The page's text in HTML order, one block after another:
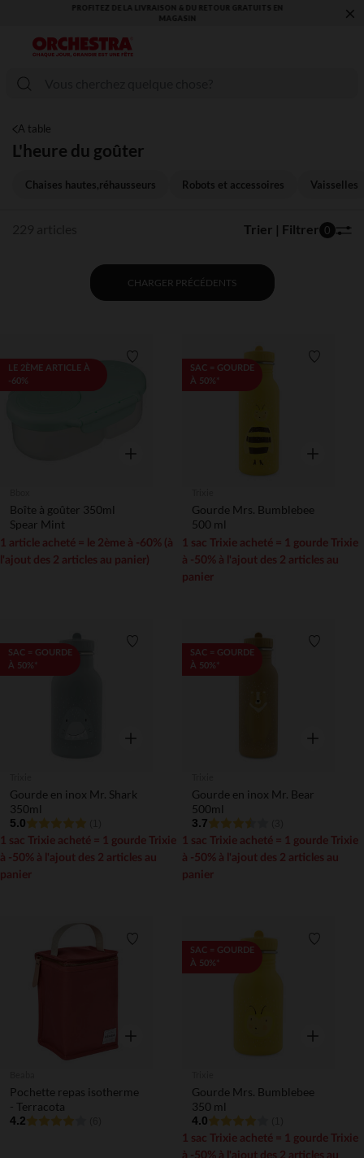
VOUS ALLEZ ADORER LA RENTRÉE ! DÉCOUVREZ LA NOUVELLE
COLLECTION !
×
A table
L'heure du goûter
Chaises hautes,réhausseurs Robots et accessoires Vaisselles
Trier | Filtrer 0
CHARGER PRÉCÉDENTS
LE 2ÈME ARTICLE À
-60%
Liste de souhaits
Aperçu rapide
Boîte à goûter 350ml
Spear Mint
1 article acheté = le 2ème à -60% (à
l'ajout des 2 articles au panier)
SAC = GOURDE
À 50%*
Aperçu
Gourde Mrs. Bumblebee
500 ml
1 sac Trixie acheté = 1 gourde Trixie
à -50% à l'ajout des 2 articles au
panier
SAC = GOURDE
À 50%*
Liste de souhaits
Aperçu rapide
Gourde en inox Mr. Shark
350ml
5.0
1 sac Trixie acheté = 1 gourde Trixie
à -50% à l'ajout des 2 articles au
panier
SAC = GOURDE
À 50%*
Aperçu
Gourde en inox Mr. Bear
500ml
3.7
1 sac Trixie acheté = 1 gourde Trixie
à -50% à l'ajout des 2 articles au
panier
Liste de souhaits
Aperçu rapide
Pochette repas isotherme
- Terracota
4.2
SAC = GOURDE
À 50%*
Aperçu
Gourde Mrs. Bumblebee
350 ml
4.0
1 sac Trixie acheté = 1 gourde Trixie
à -50% à l'ajout des 2 articles au